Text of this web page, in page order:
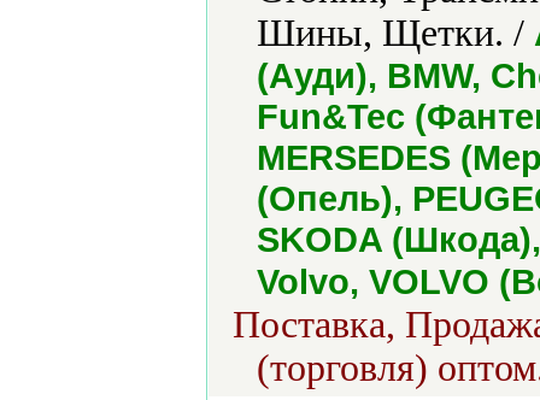
Шины, Щетки. /
(Ауди), BMW,
Fun&Tec
MERSEDES
(Опель),
SKODA
Volvo, VOLVO
Поставка,
(торговля)